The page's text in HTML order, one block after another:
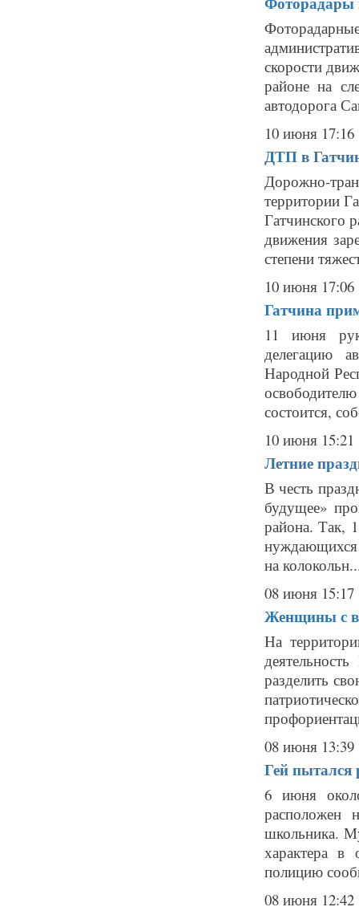
скорости
районе на
автодорога
10 июня 17:16
ДТП в
Дорожно-
территории
Гатчинского
движения
степени
10 июня 17:06
Гатчина
11 июня
делегацию
Народной
состоится,
10 июня 15:21
Летние
В честь
будущее»
района. Так,
нуждающихся
на
08 июня 15:17
Женщины с
На
разделить
08 июня 13:39
Гей пытался
6 июня
расположен
школьника.
характера в
полицию
08 июня 12:42